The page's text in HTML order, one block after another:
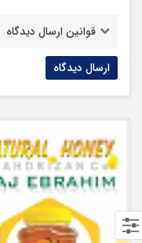
ارسال دیدگاه
مجموع دیدگاهها : 1
دیدگاه خود را اینجا بنویسید